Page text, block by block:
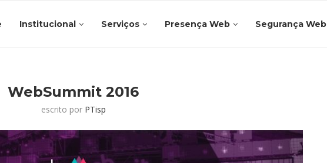
Institucional Serviços Presença Web Segurança Web
WebSummit 2016
escrito por PTisp